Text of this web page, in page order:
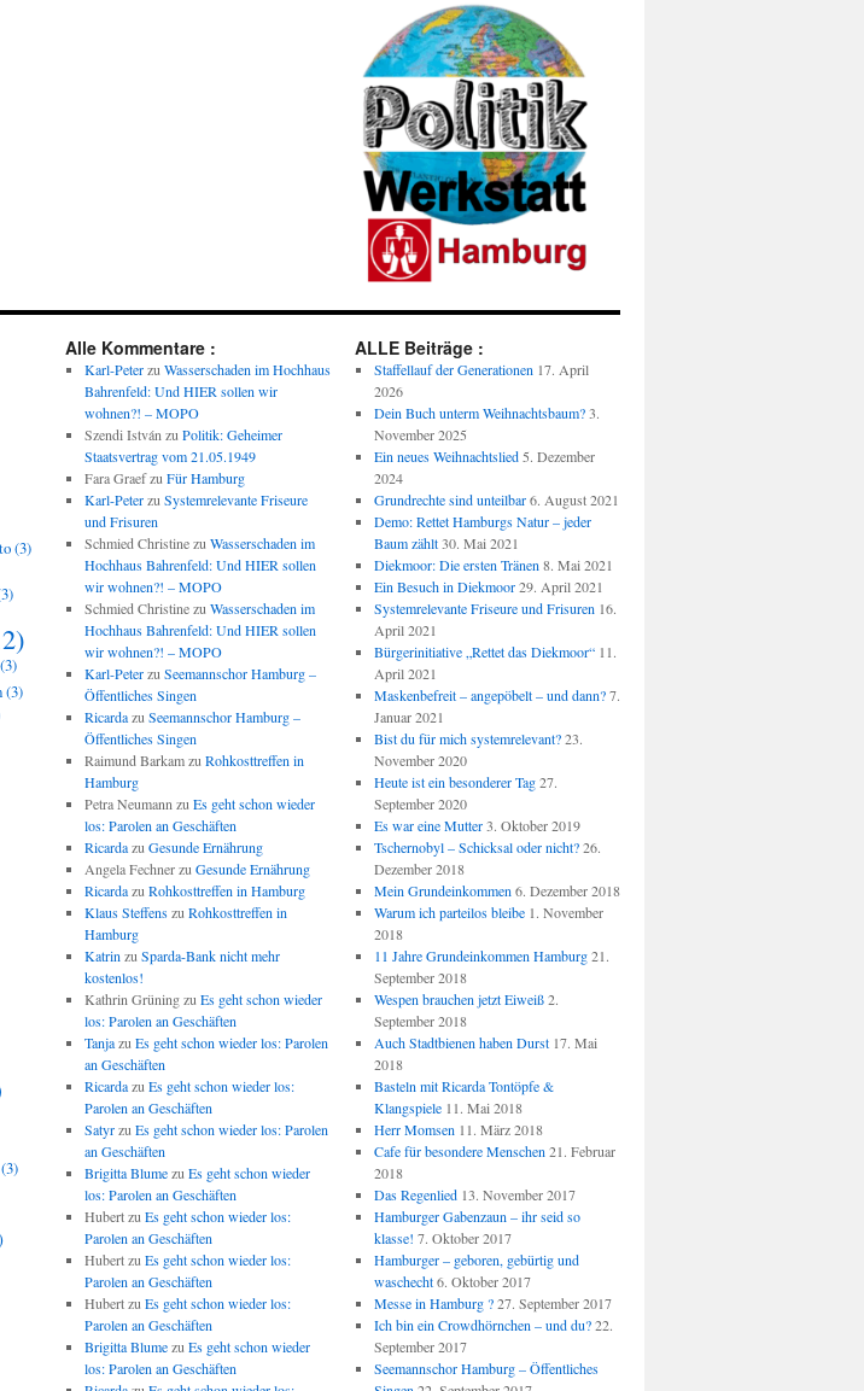
(3)
(3)
(3)
(3)
Alle Kommentare :
Karl-Peterzu Wasserschaden im Hochhaus
Bahrenfeld: Und HIER sollen wir
wohnen?! – MOPO
Szendi István zu Politik: Geheimer
Staatsvertrag vom 21.05.1949
Fara Graefzu Für Hamburg
Karl-Peterzu Systemrelevante Friseure
und Frisuren
Schmied Christinezu Wasserschaden im
Hochhaus Bahrenfeld: Und HIER sollen
wir wohnen?! – MOPO
Schmied Christinezu Wasserschaden im
Hochhaus Bahrenfeld: Und HIER sollen
wir wohnen?! – MOPO
Karl-Peterzu Seemannschor Hamburg –
Öffentliches Singen
Ricardazu Seemannschor Hamburg –
Öffentliches Singen
Raimund Barkamzu Rohkosttreffen in
Hamburg
Petra Neumann zu Es geht schon wieder
los: Parolen an Geschäften
Ricardazu Gesunde Ernährung
Angela Fechnerzu Gesunde Ernährung
Ricardazu Rohkosttreffen in Hamburg
Klaus Steffenszu Rohkosttreffen in
Hamburg
Katrin zu Sparda-Bank nicht mehr
kostenlos!
Kathrin Grüningzu Es geht schon wieder
los: Parolen an Geschäften
Tanjazu Es geht schon wieder los: Parolen
an Geschäften
Ricardazu Es geht schon wieder los:
Parolen an Geschäften
Satyrzu Es geht schon wieder los: Parolen
an Geschäften
Brigitta Blumezu Es geht schon wieder
los: Parolen an Geschäften
Hubertzu Es geht schon wieder los:
Parolen an Geschäften
Hubertzu Es geht schon wieder los:
Parolen an Geschäften
Hubertzu Es geht schon wieder los:
Parolen an Geschäften
Brigitta Blumezu Es geht schon wieder
los: Parolen an Geschäften
ALLE Beiträge :
Staffellauf der Generationen 17. April
2026
Dein Buch unterm Weihnachtsbaum? 3.
November 2025
Ein neues Weihnachtslied 5. Dezember
2024
Grundrechte sind unteilbar 6. August 2021
Demo: Rettet Hamburgs Natur – jeder
Baum zählt 30. Mai 2021
Diekmoor: Die ersten Tränen 8. Mai 2021
Ein Besuch in Diekmoor 29. April 2021
Systemrelevante Friseure und Frisuren 16.
April 2021
Bürgerinitiative „Rettet das Diekmoor“ 11.
April 2021
Maskenbefreit – angepöbelt – und dann? 7.
Januar 2021
Bist du für mich systemrelevant? 23.
November 2020
Heute ist ein besonderer Tag 27.
September 2020
Es war eine Mutter 3. Oktober 2019
Tschernobyl – Schicksal oder nicht? 26.
Dezember 2018
Mein Grundeinkommen 6. Dezember 2018
Warum ich parteilos bleibe 1. November
2018
11 Jahre Grundeinkommen Hamburg 21.
September 2018
Wespen brauchen jetzt Eiweiß 2.
September 2018
Auch Stadtbienen haben Durst 17. Mai
2018
Basteln mit Ricarda Tontöpfe &
Klangspiele 11. Mai 2018
Herr Momsen 11. März 2018
Cafe für besondere Menschen 21. Februar
2018
Das Regenlied 13. November 2017
Hamburger Gabenzaun – ihr seid so
klasse! 7. Oktober 2017
Hamburger – geboren, gebürtig und
waschecht 6. Oktober 2017
Messe in Hamburg ? 27. September 2017
Ich bin ein Crowdhörnchen – und du? 22.
September 2017
Seemannschor Hamburg – Öffentliches